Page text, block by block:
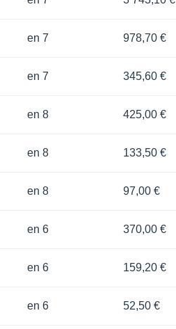
en 7 978,70 €
en 7 345,60 €
en 8 425,00 €
en 8 133,50 €
en 8 97,00 €
en 6 370,00 €
en 6 159,20 €
en 6 52,50 €